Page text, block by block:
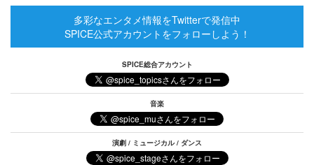
多彩なエンタメ情報をTwitterで発信中
SPICE公式アカウントをフォローしよう！
SPICE総合アカウント
音楽
演劇 / ミュージカル / ダンス